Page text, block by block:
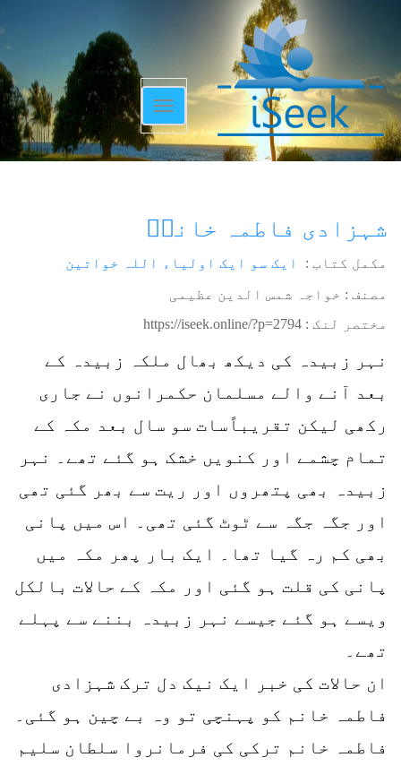
Toggle
navigation
شہزادی فاطمہ خانمؒ
مکمل کتاب : ایک سو ایک اولیاء اللہ خواتین
مصنف : خواجہ شمس الدین عظیمی
مختصر لنک : https://iseek.online/?p=2794
نہر زبیدہ کی دیکھ بھال ملکہ زبیدہ کے
بعد آنے والے مسلمان حکمرانوں نے جاری
رکھی لیکن تقریباًسات سو سال بعد مکہ کے
تمام چشمے اور کنویں خشک ہو گئے تھے۔ نہر
زبیدہ بھی پتھروں اور ریت سے بھر گئی تھی
اور جگہ جگہ سے ٹوٹ گئی تھی۔ اس میں پانی
بھی کم رہ گیا تھا۔ ایک بار پھر مکہ میں
پانی کی قلت ہو گئی اور مکہ کے حالات بالکل
ویسے ہو گئے جیسے نہر زبیدہ بننے سے پہلے
تھے۔
ان حالات کی خبر ایک نیک دل ترک شہزادی
فاطمہ خانم کو پہنچی تو وہ بے چین ہو گئی۔
فاطمہ خانم ترکی کی فرمانروا سلطان سلیم